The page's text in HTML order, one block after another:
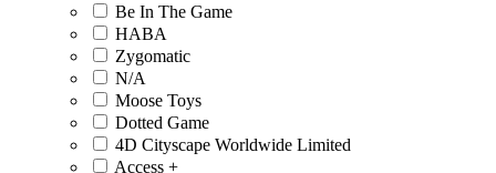
Be In The Game
HABA
Zygomatic
N/A
Moose Toys
Dotted Game
4D Cityscape Worldwide Limited
Access +